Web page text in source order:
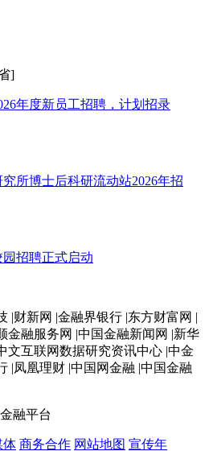
]
年度新员工招聘，计划招录
所博士后科研流动站2026年招
招聘正式启动
|财新网 |金融界银行 |东方财富网 |
金融服务网 |中国金融新闻网 |新华
文互联网数据研究资讯中心 |中金
|凤凰理财 |中国网金融 |中国金融
融平台
体 商务合作 网站地图 宣传年